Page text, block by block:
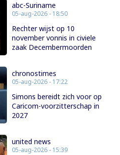
abc-Suriname
05-aug-2026 - 18:50
Rechter wijst op 10
november vonnis in civiele
zaak Decembermoorden
chronostimes
05-aug-2026 - 17:22
Simons bereidt zich voor op
Caricom-voorzitterschap in
2027
united news
05-aug-2026 - 15:39